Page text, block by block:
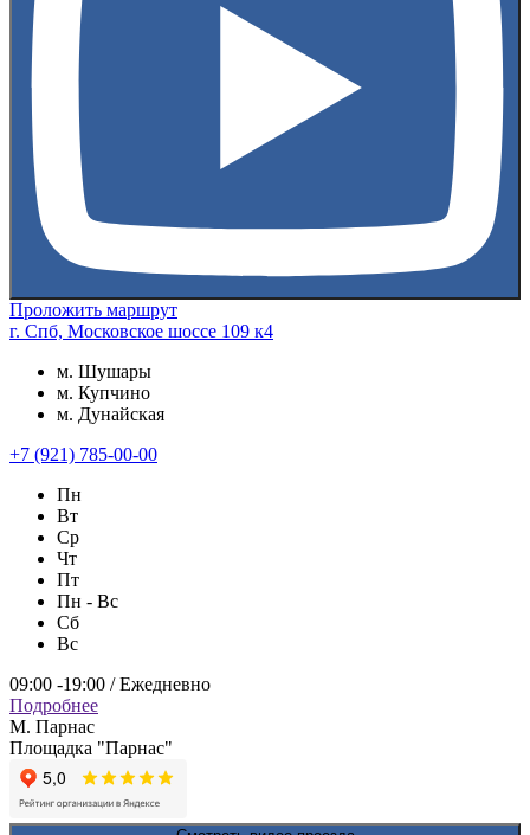
Проложить маршрут
г. Спб, Московское шоссе 109 к4
м. Шушары
м. Купчино
м. Дунайская
+7 (921) 785-00-00
Пн
Вт
Ср
Чт
Пт
Пн - Вс
Сб
Вс
09:00 -19:00 / Ежедневно
Подробнее
М. Парнас
Площадка "Парнас"